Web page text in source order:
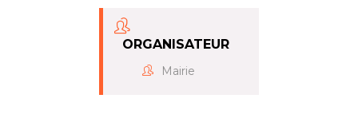
ORGANISATEUR
Mairie